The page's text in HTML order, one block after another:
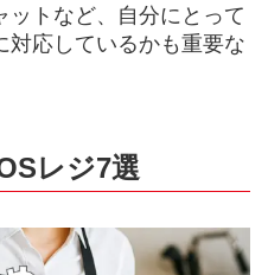
ットなど、自分にとって
対応しているかも重要な
レジ7選